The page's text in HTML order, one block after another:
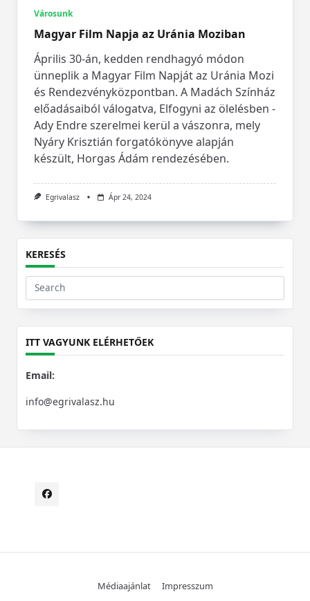
Városunk
Magyar Film Napja az Uránia Moziban
Április 30-án, kedden rendhagyó módon
ünneplik a Magyar Film Napját az Uránia Mozi
és Rendezvényközpontban. A Madách Színház
előadásaiból válogatva, Elfogyni az ölelésben -
Ady Endre szerelmei kerül a vászonra, mely
Nyáry Krisztián forgatókönyve alapján
készült, Horgas Ádám rendezésében.
Egrivalasz Ápr 24, 2024
KERESÉS
Search
for:
ITT VAGYUNK ELÉRHETŐEK
Email:
info@egrivalasz.hu
Médiaajánlat Impresszum